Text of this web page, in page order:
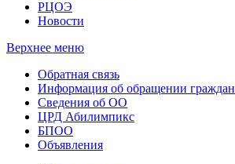
РЦОЭ
Новости
Верхнее меню
Обратная связь
Информация об обращении граждан
Сведения об ОО
ЦРД Абилимпикс
БПОО
Объявления